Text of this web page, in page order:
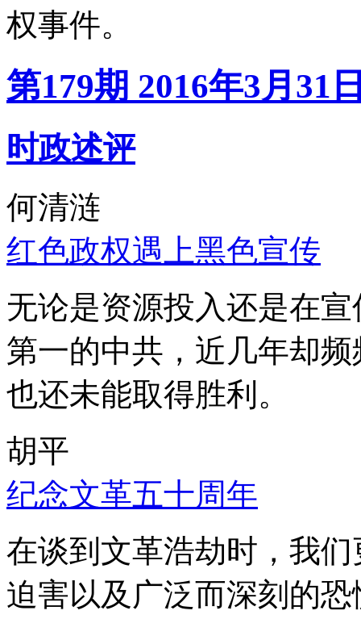
权事件。
第179期 2016年3月31
时政述评
何清涟
红色政权遇上黑色宣传
无论是资源投入还是在
第一的中共，近几年却
也还未能取得胜利。
胡平
纪念文革五十周年
在谈到文革浩劫时，我
迫害以及广泛而深刻的